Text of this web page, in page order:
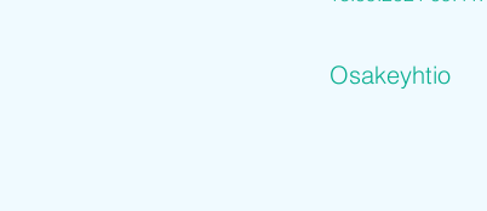
Osakeyhtio